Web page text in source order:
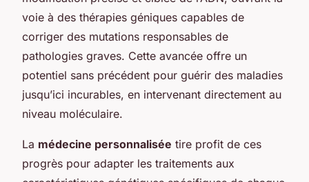
voie à des thérapies géniques capables de
corriger des mutations responsables de
pathologies graves. Cette avancée offre un
potentiel sans précédent pour guérir des maladies
jusqu’ici incurables, en intervenant directement au
niveau moléculaire.
La médecine personnalisée tire profit de ces
progrès pour adapter les traitements aux